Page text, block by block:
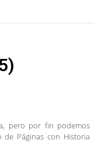
pero por fin podemos
de Páginas con Historia